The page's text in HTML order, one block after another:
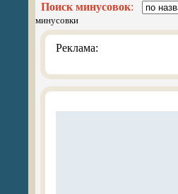
Поиск минусовок:
минусовки
Реклама: